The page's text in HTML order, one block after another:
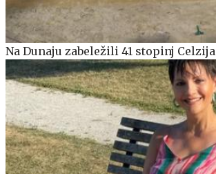
Na Dunaju zabeležili 41 stopinj Celzija